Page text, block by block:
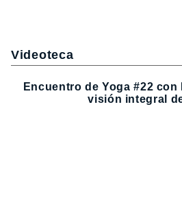
Videoteca
Encuentro de Yoga #22
visión integral